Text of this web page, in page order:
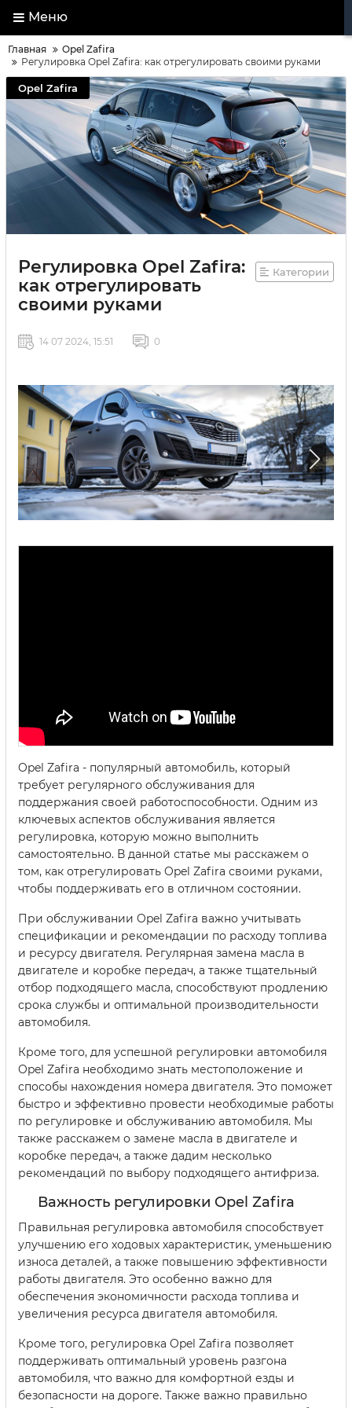
Меню
Главная
Opel Zafira
Регулировка Opel Zafira: как отрегулировать своими руками
Opel Zafira
Регулировка Opel Zafira:
как отрегулировать
своими руками
Категории
14 07 2024, 15:51 0
Opel Zafira - популярный автомобиль, который
требует регулярного обслуживания для
поддержания своей работоспособности. Одним из
ключевых аспектов обслуживания является
регулировка, которую можно выполнить
самостоятельно. В данной статье мы расскажем о
том, как отрегулировать Opel Zafira своими руками,
чтобы поддерживать его в отличном состоянии.
При обслуживании Opel Zafira важно учитывать
спецификации и рекомендации по расходу топлива
и ресурсу двигателя. Регулярная замена масла в
двигателе и коробке передач, а также тщательный
отбор подходящего масла, способствуют продлению
срока службы и оптимальной производительности
автомобиля.
Кроме того, для успешной регулировки автомобиля
Opel Zafira необходимо знать местоположение и
способы нахождения номера двигателя. Это поможет
быстро и эффективно провести необходимые работы
по регулировке и обслуживанию автомобиля. Мы
также расскажем о замене масла в двигателе и
коробке передач, а также дадим несколько
рекомендаций по выбору подходящего антифриза.
Важность регулировки Opel Zafira
Правильная регулировка автомобиля способствует
улучшению его ходовых характеристик, уменьшению
износа деталей, а также повышению эффективности
работы двигателя. Это особенно важно для
обеспечения экономичности расхода топлива и
увеличения ресурса двигателя автомобиля.
Кроме того, регулировка Opel Zafira позволяет
поддерживать оптимальный уровень разгона
автомобиля, что важно для комфортной езды и
безопасности на дороге. Также важно правильно